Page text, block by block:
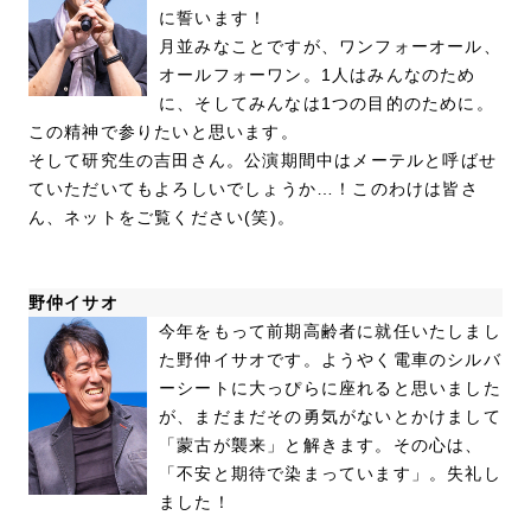
に誓います！
月並みなことですが、ワンフォーオール、
オールフォーワン。1人はみんなのため
に、そしてみんなは1つの目的のために。
この精神で参りたいと思います。
そして研究生の吉田さん。公演期間中はメーテルと呼ばせ
ていただいてもよろしいでしょうか…！このわけは皆さ
ん、ネットをご覧ください(笑)。
野仲イサオ
今年をもって前期高齢者に就任いたしまし
た野仲イサオです。ようやく電車のシルバ
ーシートに大っぴらに座れると思いました
が、まだまだその勇気がないとかけまして
「蒙古が襲来」と解きます。その心は、
「不安と期待で染まっています」。失礼し
ました！